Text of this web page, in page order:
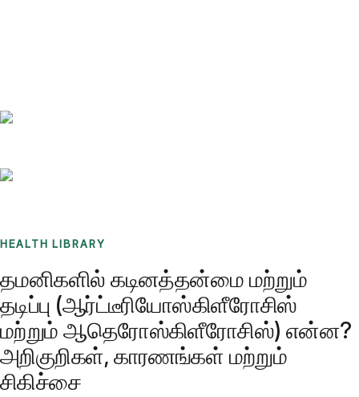
HEALTH LIBRARY
தமனிகளில் கடினத்தன்மை மற்றும்
தடிப்பு (ஆர்ட்டீரியோஸ்கிளீரோசிஸ்
மற்றும் ஆதெரோஸ்கிளீரோசிஸ்) என்ன?
அறிகுறிகள், காரணங்கள் மற்றும்
சிகிச்சை